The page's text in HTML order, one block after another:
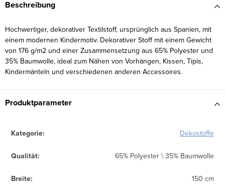
Beschreibung
Hochwertiger, dekorativer Textilstoff, ursprünglich aus Spanien, mit
einem modernen Kindermotiv. Dekorativer Stoff mit einem Gewicht
von 176 g/m2 und einer Zusammensetzung aus 65% Polyester und
35% Baumwolle, ideal zum Nähen von Vorhängen, Kissen, Tipis,
Kindermänteln und verschiedenen anderen Accessoires.
Produktparameter
Kategorie: Dekostoffe
Qualität: 65% Polyester \ 35% Baumwolle
Breite: 150 cm